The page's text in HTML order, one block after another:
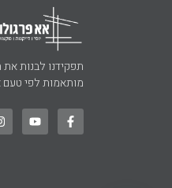
תפקידנו לבנות את
מותאמות לפי טעם